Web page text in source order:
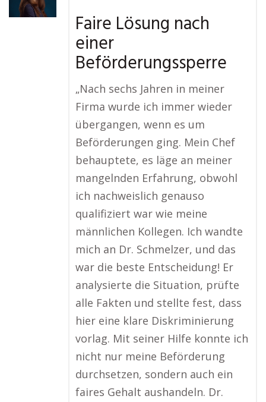
Faire Lösung nach
einer
Beförderungssperre
„Nach sechs Jahren in meiner
Firma wurde ich immer wieder
übergangen, wenn es um
Beförderungen ging. Mein Chef
behauptete, es läge an meiner
mangelnden Erfahrung, obwohl
ich nachweislich genauso
qualifiziert war wie meine
männlichen Kollegen. Ich wandte
mich an Dr. Schmelzer, und das
war die beste Entscheidung! Er
analysierte die Situation, prüfte
alle Fakten und stellte fest, dass
hier eine klare Diskriminierung
vorlag. Mit seiner Hilfe konnte ich
nicht nur meine Beförderung
durchsetzen, sondern auch ein
faires Gehalt aushandeln. Dr.